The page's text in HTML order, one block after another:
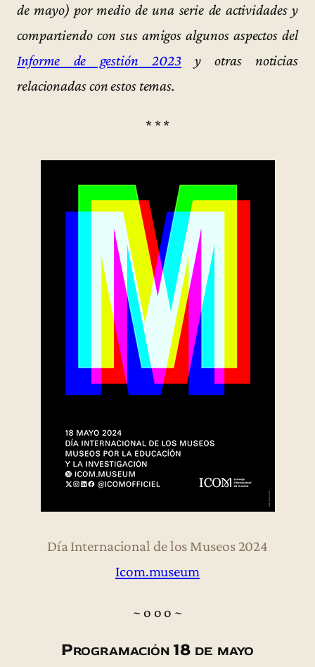
de mayo) por medio de una serie de actividades y
compartiendo con sus amigos algunos aspectos del
Informe de gestión 2023 y otras noticias
relacionadas con estos temas.
* * *
Día Internacional de los Museos 2024
Icom.museum
~ o o o ~
Programación 18 de mayo